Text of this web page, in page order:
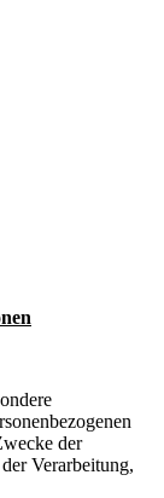
der
Verarbeitung,